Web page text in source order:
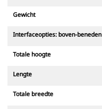
Gewicht
Interfaceopties: boven-beneden
Totale hoogte
Lengte
Totale breedte